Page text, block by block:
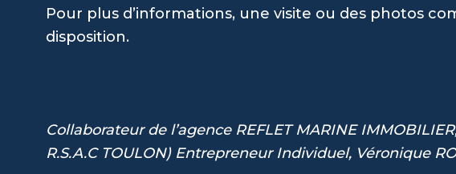
Pour plus d’informations, une visite ou des photos
disposition.
Collaborateur de l’agence REFLET MARINE
R.S.A.C TOULON) Entrepreneur Individuel, Véronique